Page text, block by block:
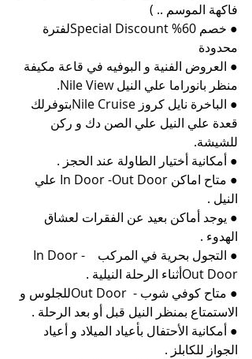
فاكهة الموسم .. )
● خصم 60% Special Discountلفترة
محدودة
● العروض الفنية و البوفيه في قاعة مكيفة
منظر بانوراما علي النيل Nile View.
● الباخرة نايل كروز Nile Cruiseبتوفرلك
قعدة علي النيل علي الصن دك و ركن
للشيشة.
● أمكانية أختيار الطاولة عند الحجز .
● متاح اماكن In Door -Out Door علي
النيل .
● يوجد أماكن بعيد عن الفقرات لعشاق
الهدوء .
● التجول بحرية في المركب   In Door -
Out Doorأثناء الرحلة النيلية .
● متاح كوفي شوب -  Out Doorللجلوس و
الاستمتاع بمنظر النيل قبل أو بعد الرحلة .
● أمكانية الأحتفال بأعياد الميلاد و أعياد
الجواز للكابلز .